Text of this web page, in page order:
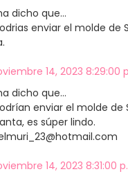
dicho que…
enviar el molde de
14, 2023 8:29:00
dicho que…
enviar el molde de
es súper lindo.
14, 2023 8:31:00